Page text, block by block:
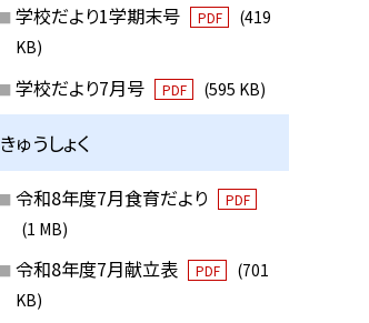
学校だより1学期末号 PDF
(419
KB)
学校だより7月号 PDF (595 KB)
きゅうしょく
令和8年度7月食育だより PDF
(1 MB)
令和8年度7月献立表 PDF
(701
KB)